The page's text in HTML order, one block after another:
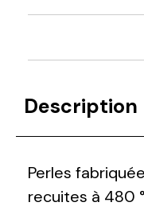
Description
Perles
recuites à 480 °